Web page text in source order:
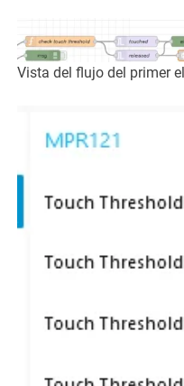
Vista del flujo del primer